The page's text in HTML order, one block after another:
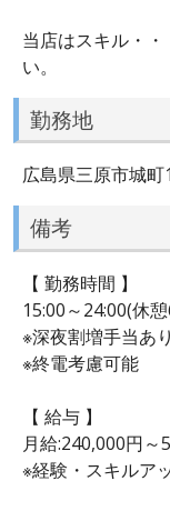
当店はスキル・
い。
勤務地
広島県三原市城
備考
【 勤務時間 】
15:00～24:00(休
※深夜割増手当あり
※終電考慮可能
【 給与 】
月給:240,000円～
※経験・スキルア